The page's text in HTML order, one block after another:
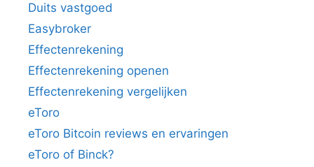
Duits vastgoed
Easybroker
Effectenrekening
Effectenrekening openen
Effectenrekening vergelijken
eToro
eToro Bitcoin reviews en ervaringen
eToro of Binck?